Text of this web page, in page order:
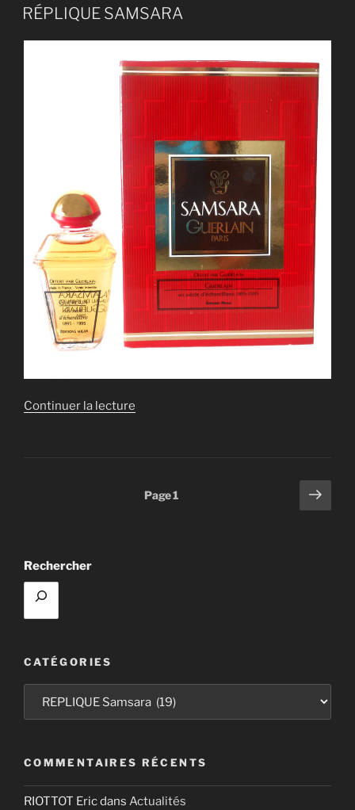
LE
RÉPLIQUE SAMSARA
Continuer la lecture
Page1
Page
Rechercher
CATÉGORIES
COMMENTAIRES RÉCENTS
RIOTTOT Ericdans Actualités